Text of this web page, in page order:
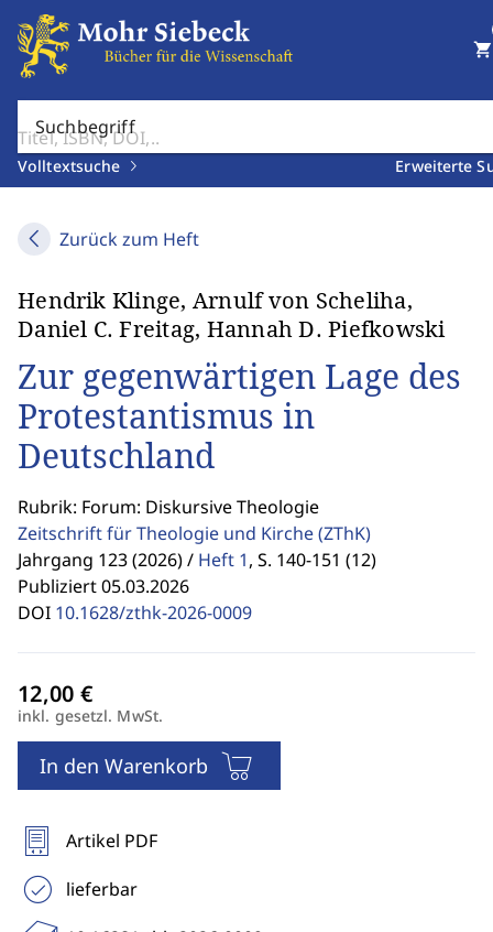
Suchbegriff
Volltextsuche Erweiterte
shopping_cart
Zurück zum Heft
Hendrik Klinge, Arnulf von Scheliha,
Daniel C. Freitag, Hannah D. Piefkowski
Zur gegenwärtigen Lage des
Protestantismus in
Deutschland
Rubrik: Forum: Diskursive Theologie
Zeitschrift für Theologie und Kirche(ZThK)
Jahrgang 123 (2026) / Heft 1, S. 140-151 (12)
Publiziert 05.03.2026
DOI 10.1628/zthk-2026-0009
inkl. gesetzl. MwSt.
In den Warenkorb
Artikel PDF
lieferbar